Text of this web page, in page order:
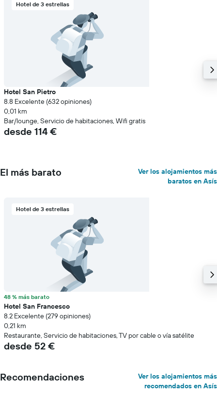
Hotel de 3 estrellas
Hotel San Pietro
8.8 Excelente (632 opiniones)
0,01 km
Bar/lounge, Servicio de habitaciones, Wifi gratis
desde 114 €
El más barato
Ver los alojamientos más
baratos en Asís
Hotel de 3 estrellas
48 % más barato
Hotel San Francesco
8.2 Excelente (279 opiniones)
0,21 km
Restaurante, Servicio de habitaciones, TV por cable o vía satélite
desde 52 €
Recomendaciones
Ver los alojamientos más
recomendados en Asís